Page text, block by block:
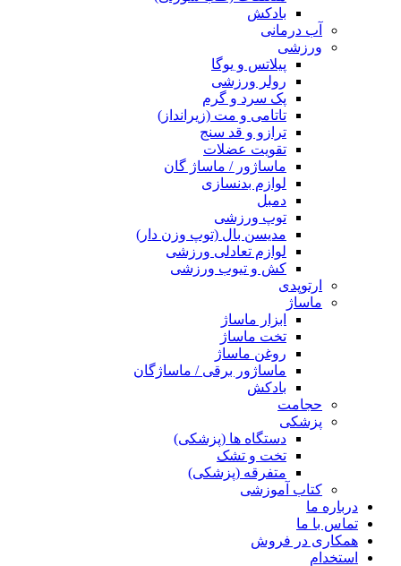
بادکش
آب درمانی
ورزشی
پیلاتس و یوگا
رولر ورزشی
پک سرد و گرم
تاتامی و مت (زیرانداز)
ترازو و قد سنج
تقویت عضلات
ماساژور / ماساژ گان
لوازم بدنسازی
دمبل
توپ ورزشی
مدیسن بال (توپ وزن دار)
لوازم تعادلی ورزشی
کش و تیوب ورزشی
ارتوپدی
ماساژ
ابزار ماساژ
تخت ماساژ
روغن ماساژ
ماساژور برقی / ماساژگان
بادکش
حجامت
پزشکی
دستگاه ها (پزشکی)
تخت و تشک
متفرقه (پزشکی)
کتاب آموزشی
درباره ما
تماس با ما
همکاری در فروش
استخدام